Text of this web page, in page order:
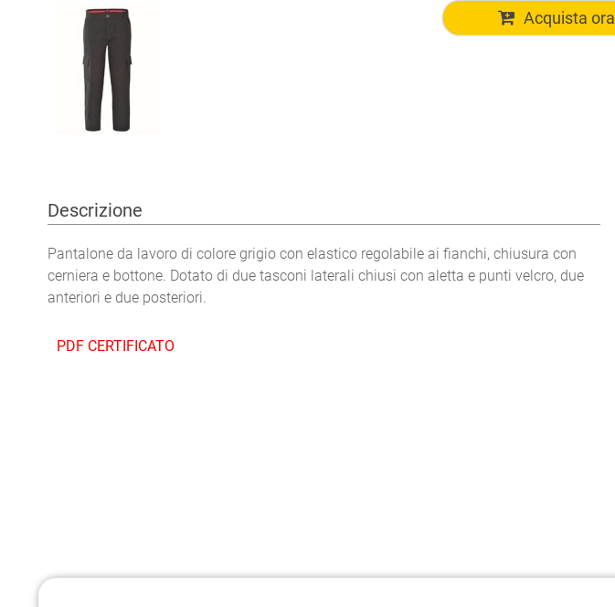
Acquista ora
Descrizione
Pantalone da lavoro di colore grigio con elastico regolabile ai fianchi, chiusura con
cerniera e bottone. Dotato di due tasconi laterali chiusi con aletta e punti velcro, due
anteriori e due posteriori.
PDF CERTIFICATO